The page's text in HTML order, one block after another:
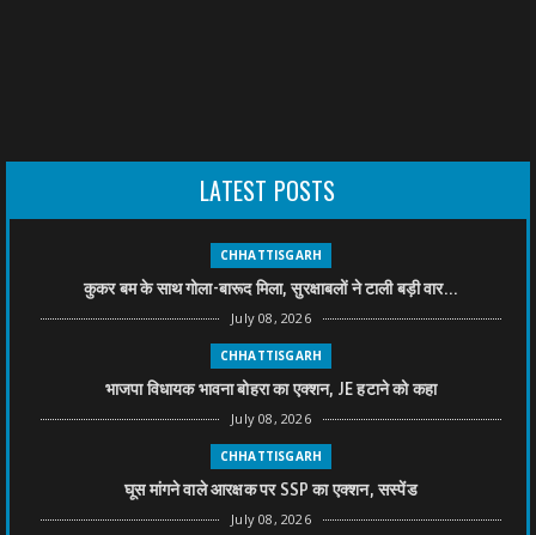
LATEST POSTS
CHHATTISGARH
कुकर बम के साथ गोला-बारूद मिला, सुरक्षाबलों ने टाली बड़ी वार...
July 08, 2026
CHHATTISGARH
भाजपा विधायक भावना बोहरा का एक्शन, JE हटाने को कहा
July 08, 2026
CHHATTISGARH
घूस मांगने वाले आरक्षक पर SSP का एक्शन, सस्पेंड
July 08, 2026